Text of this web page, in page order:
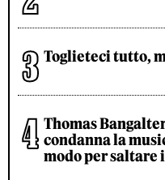
Toglieteci tutto,
Thomas
condanna la
modo per saltare